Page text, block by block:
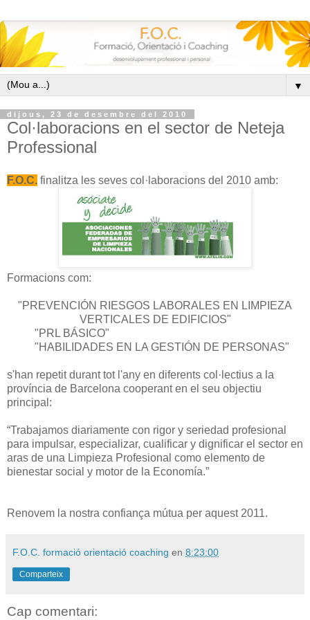
▼
dijous, 23 de desembre del 2010
Col·laboracions en el sector de Neteja
Professional
F.O.C. finalitza les seves col·laboracions del 2010 amb:
Formacions com:
"PREVENCIÓN RIESGOS LABORALES EN LIMPIEZA
VERTICALES DE EDIFICIOS"
"PRL BÁSICO"
"HABILIDADES EN LA GESTIÓN DE PERSONAS"
s'han repetit durant tot l'any en diferents col·lectius a la
província de Barcelona cooperant en el seu objectiu
principal:
“Trabajamos diariamente con rigor y seriedad profesional
para impulsar, especializar, cualificar y dignificar el sector en
aras de una Limpieza Profesional como elemento de
bienestar social y motor de la Economía.”
Renovem la nostra confiança mútua per aquest 2011.
F.O.C. formació orientació coaching en 8:23:00
Comparteix
Cap comentari: